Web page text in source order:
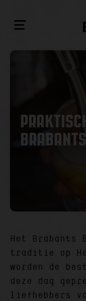
Het
traditie op
worden de
deze dag
liefhebbers